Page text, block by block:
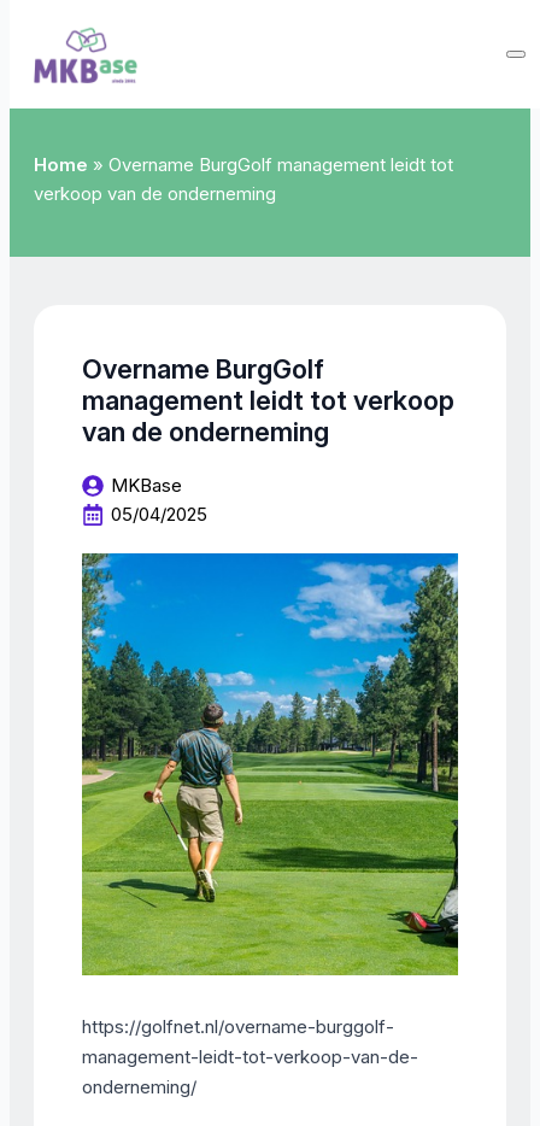
Home » Overname BurgGolf management leidt tot
verkoop van de onderneming
Overname BurgGolf
management leidt tot verkoop
van de onderneming
MKBase
05/04/2025
https://golfnet.nl/overname-burggolf-
management-leidt-tot-verkoop-van-de-
onderneming/